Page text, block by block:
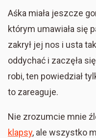
Aśka miała jeszcze
którym umawiała się
zakrył jej nos i usta
oddychać i zaczęła
robi, ten powiedział
to zareaguje.
Nie zrozumcie mnie
klapsy, ale wszystko